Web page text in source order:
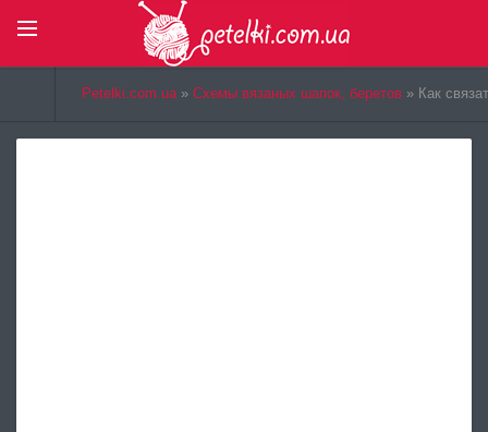
Petelki.com.ua» Схемы вязаных шапок, беретов » Как